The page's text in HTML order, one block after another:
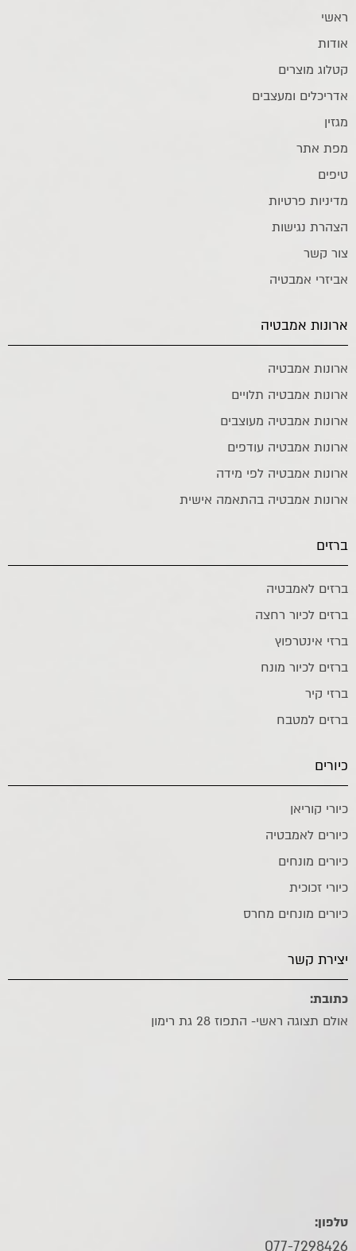
ראשי
אודות
קטלוג מוצרים
אדריכלים ומעצבים
מגזין
מפת אתר
טיפים
מדיניות פרטיות
הצהרת נגישות
צור קשר
אביזרי אמבטיה
ארונות אמבטיה
ארונות אמבטיה
ארונות אמבטיה תלויים
ארונות אמבטיה מעוצבים
ארונות אמבטיה עודפים
ארונות אמבטיה לפי מידה
ארונות אמבטיה בהתאמה אישית
ברזים
ברזים לאמבטיה
ברזים לכיור רחצה
ברזי אינטרפוץ
ברזים לכיור מונח
ברזי קיר
ברזים למטבח
כיורים
כיורי קוריאן
כיורים לאמבטיה
כיורים מונחים
כיורי זכוכית
כיורים מונחים מחרס
יצירת קשר
כתובת:
אולם תצוגה ראשי- התפוז 28 גת רימון
טלפון:
077-7298426